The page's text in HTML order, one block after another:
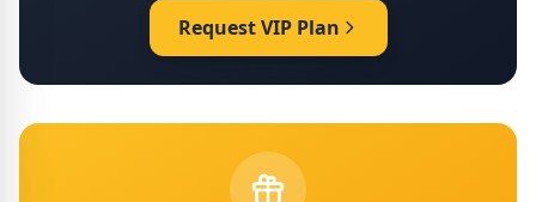
Request VIP Plan